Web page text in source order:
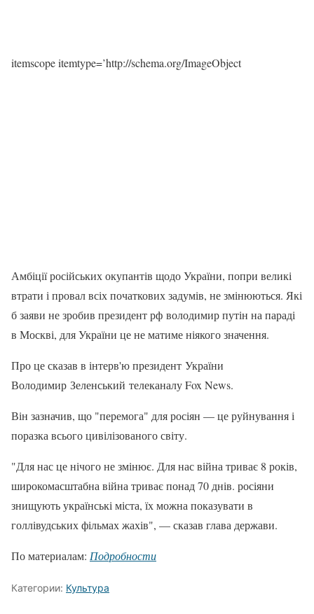
itemscope itemtype=’http://schema.org/ImageObject
Амбіції російських окупантів щодо України, попри великі
втрати і провал всіх початкових задумів, не змінюються. Які
б заяви не зробив президент рф володимир путін на параді
в Москві, для України це не матиме ніякого значення.
Про це сказав в інтерв'ю президент України
Володимир Зеленський телеканалу Fox News.
Він зазначив, що "перемога" для росіян — це руйнування і
поразка всього цивілізованого світу.
"Для нас це нічого не змінює. Для нас війна триває 8 років,
широкомасштабна війна триває понад 70 днів. росіяни
знищують українські міста, їх можна показувати в
голлівудських фільмах жахів", — сказав глава держави.
По материалам: Подробности
Категории: Культура